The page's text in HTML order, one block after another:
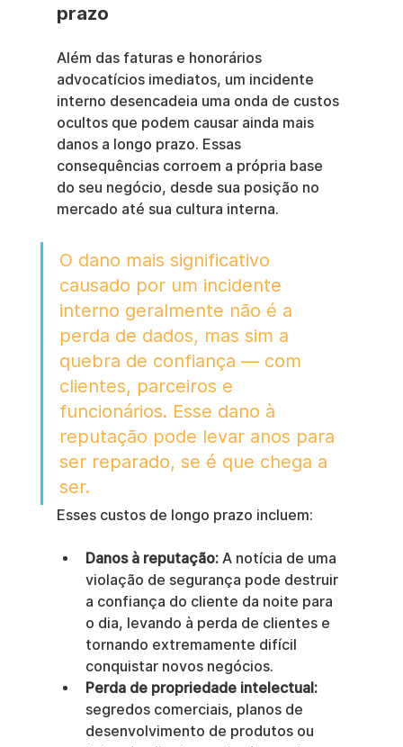
prazo
Além das faturas e honorários
advocatícios imediatos, um incidente
interno desencadeia uma onda de custos
ocultos que podem causar ainda mais
danos a longo prazo. Essas
consequências corroem a própria base
do seu negócio, desde sua posição no
mercado até sua cultura interna.
O dano mais significativo
causado por um incidente
interno geralmente não é a
perda de dados, mas sim a
quebra de confiança — com
clientes, parceiros e
funcionários. Esse dano à
reputação pode levar anos para
ser reparado, se é que chega a
ser.
Esses custos de longo prazo incluem:
Danos à reputação: A notícia de uma
violação de segurança pode destruir
a confiança do cliente da noite para
o dia, levando à perda de clientes e
tornando extremamente difícil
conquistar novos negócios.
Perda de propriedade intelectual:
segredos comerciais, planos de
desenvolvimento de produtos ou